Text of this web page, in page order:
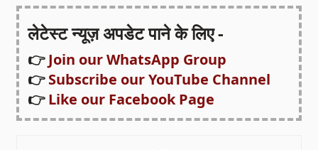
लेटेस्ट न्यूज़ अपडेट पाने के लिए -
👉Join our WhatsApp Group
👉Subscribe our YouTube Channel
👉Like our Facebook Page